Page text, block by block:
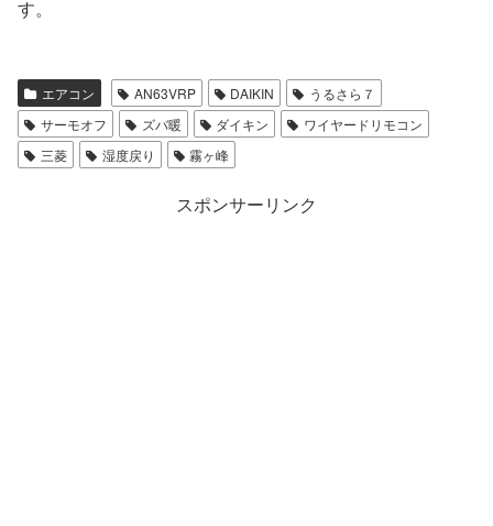
す。
エアコン AN63VRP DAIKIN
うるさら７
サーモオフ
ズバ暖 ダイキン
ワイヤードリモコン
三菱
湿度戻り 霧ヶ峰
スポンサーリンク